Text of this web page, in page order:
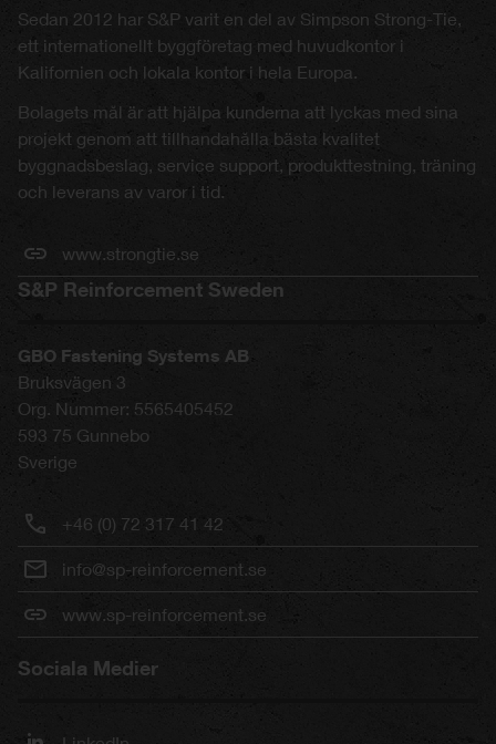
Sedan 2012 har S&P varit en del av Simpson Strong-Tie,
ett internationellt byggföretag med huvudkontor i
Kalifornien och lokala kontor i hela Europa.
Bolagets mål är att hjälpa kunderna att lyckas med sina
projekt genom att tillhandahålla bästa kvalitet
byggnadsbeslag, service support, produkttestning, träning
och leverans av varor i tid.
www.strongtie.se
S&P Reinforcement Sweden
GBO Fastening Systems AB
Bruksvägen 3
Org. Nummer: 5565405452
593 75 Gunnebo
Sverige
+46 (0) 72 317 41 42
info@sp-reinforcement.se
www.sp-reinforcement.se
Sociala Medier